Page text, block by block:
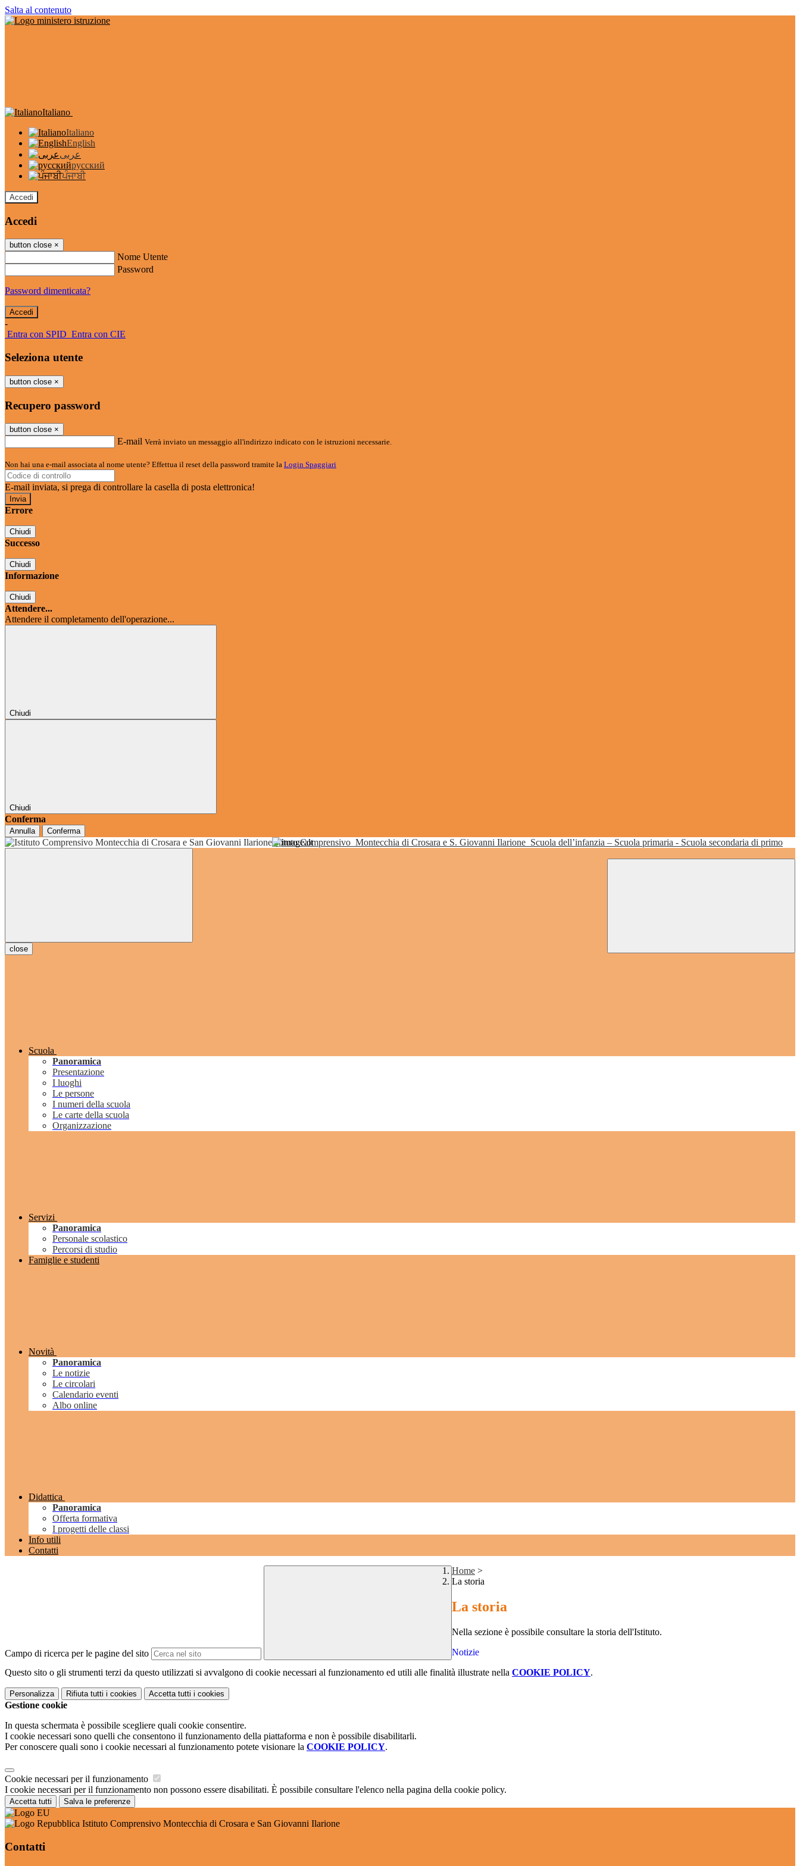
Salta al contenuto
Italiano
Italiano
English
عربى
русский
ਪੰਜਾਬੀ
Accedi
Accedi
button close ×
Nome Utente
Password
Password dimenticata?
-
Entra con SPID Entra con CIE
Seleziona utente
button close ×
Recupero password
button close ×
E-mail Verrà inviato un messaggio all'indirizzo indicato con le istruzioni necessarie.
Non hai una e-mail associata al nome utente? Effettua il reset della password tramite la Login Spaggiari
E-mail inviata, si prega di controllare la casella di posta elettronica!
Errore
Chiudi
Successo
Chiudi
Informazione
Chiudi
Attendere...
Attendere il completamento dell'operazione...
Chiudi
Chiudi
Conferma
Annulla Conferma
Istituto Comprensivo Montecchia di Crosara e S. Giovanni Ilarione Scuola dell’infanzia – Scuola primaria - Scuola secondaria di primo
grado
close
Scuola
Panoramica
Presentazione
I luoghi
Le persone
I numeri della scuola
Le carte della scuola
Organizzazione
Servizi
Panoramica
Personale scolastico
Percorsi di studio
Famiglie e studenti
Novità
Panoramica
Le notizie
Le circolari
Calendario eventi
Albo online
Didattica
Panoramica
Offerta formativa
I progetti delle classi
Info utili
Contatti
Campo di ricerca per le pagine del sito
Home >
La storia
La storia
Nella sezione è possibile consultare la storia dell'Istituto.
Notizie
Questo sito o gli strumenti terzi da questo utilizzati si avvalgono di cookie necessari al funzionamento ed utili alle finalità illustrate nella COOKIE POLICY.
Personalizza Rifiuta tutti i cookies Accetta tutti i cookies
Gestione cookie
In questa schermata è possibile scegliere quali cookie consentire.
I cookie necessari sono quelli che consentono il funzionamento della piattaforma e non è possibile disabilitarli.
Per conoscere quali sono i cookie necessari al funzionamento potete visionare la COOKIE POLICY.
Cookie necessari per il funzionamento
I cookie necessari per il funzionamento non possono essere disabilitati. È possibile consultare l'elenco nella pagina della cookie policy.
Accetta tutti Salva le preferenze
Istituto Comprensivo Montecchia di Crosara e San Giovanni Ilarione
Contatti